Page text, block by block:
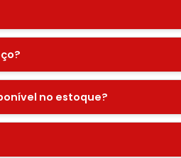
no estoque?